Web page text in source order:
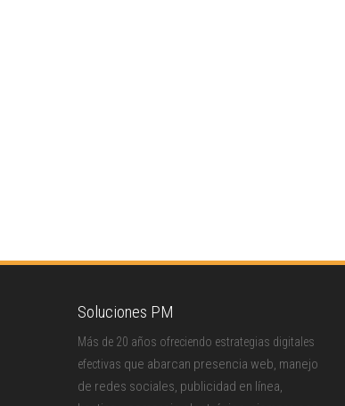
Soluciones PM
Más de 20 años ofreciendo estrategias digitales
efectivas que abarcan presencia web, manejo
de redes sociales, publicidad en línea,